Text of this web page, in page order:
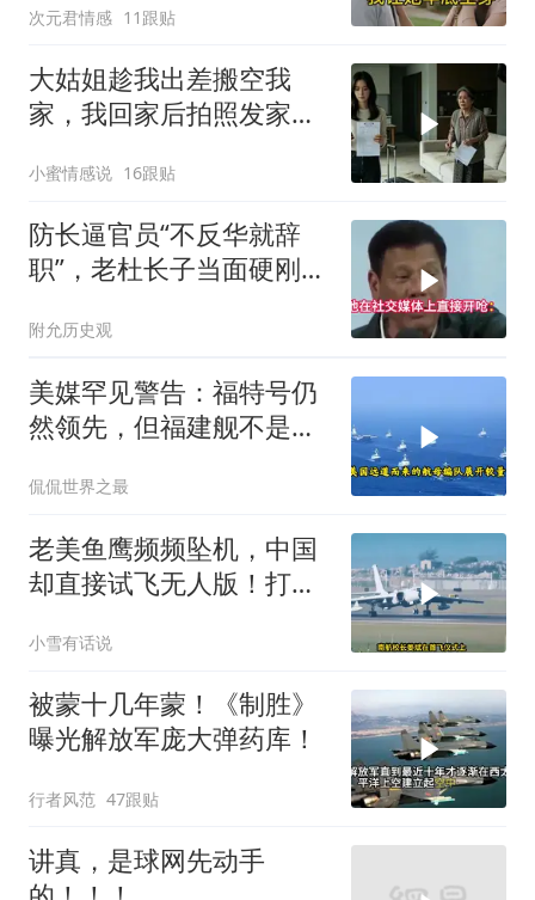
次元君情感 11跟贴
大姑姐趁我出差搬空我
家，我回家后拍照发家族
小蜜情感说 16跟贴
防长逼官员“不反华就辞
职”，老杜长子当面硬刚：
附允历史观
美媒罕见警告：福特号仍
然领先，但福建舰不是中
侃侃世界之最
老美鱼鹰频频坠机，中国
却直接试飞无人版！打着
小雪有话说
被蒙十几年蒙！《制胜》
曝光解放军庞大弹药库！
行者风范 47跟贴
讲真，是球网先动手